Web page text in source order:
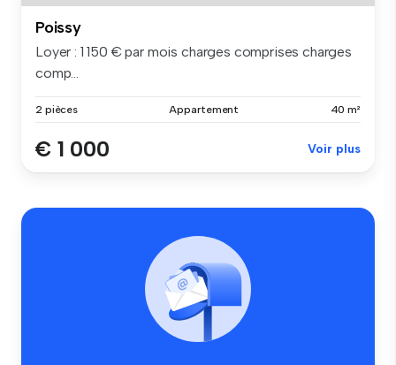
Poissy
Loyer : 1 150 € par mois charges comprises charges
comp...
2 pièces Appartement 40 m²
€ 1 000 Voir plus